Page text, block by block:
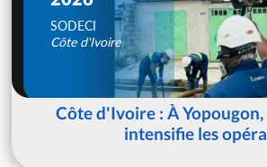
SODECI
Côte d'Ivoire
Côte d'Ivoire : À Yopougon,
intensifie les